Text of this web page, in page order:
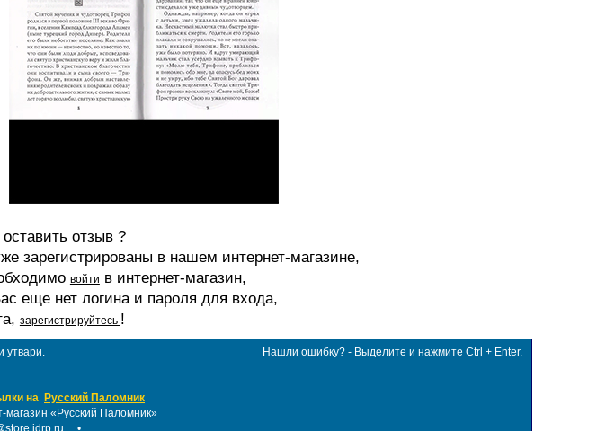
отзыв ?
зарегистрированы в нашем интернет-магазине,
войти в интернет-магазин,
еще нет логина и пароля для входа,
зарегистрируйтесь !
утвари.
на Русский Паломник
Нашли ошибку? - Выделите и нажмите Ctrl + Enter.
«Русский Паломник»
•